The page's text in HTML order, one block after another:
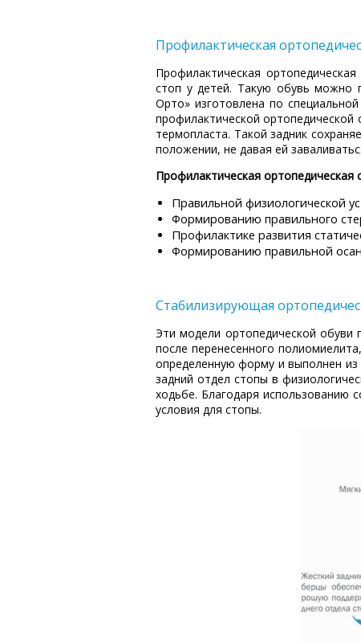
Профилактическая
Профилактическая
стоп у детей. Такую обувь можно
Орто» изготовлена по
профилактической
термопласта. Такой задник
положении, не давая ей
Профилактическая ортопедическая
Правильной физиологической
Формированию правильного
Профилактике развития
Формированию правильной
Стабилизирующая
Эти модели ортопедической обуви
после перенесенного
определенную форму и выполнен из
задний отдел стопы в
ходьбе. Благодаря использованию
условия для стопы.